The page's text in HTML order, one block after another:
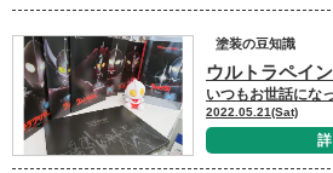
2022.05.21(Sat)
塗装の豆知識